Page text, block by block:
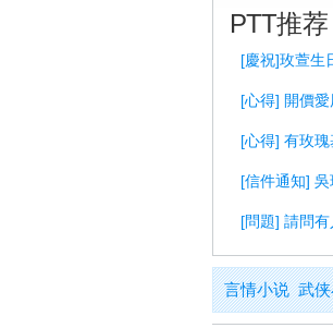
PTT推荐
[慶祝]玫萱生
[心得] 開價
[心得] 有玫
[信件通知] 吳
[問題] 請問
言情小说 武